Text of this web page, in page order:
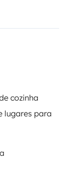
cozinha
lugares para
no Trusted